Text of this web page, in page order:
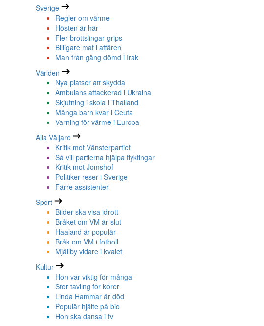
Sverige
Regler om värme
Hösten är här
Fler brottslingar grips
Billigare mat i affären
Man från gäng dömd i Irak
Världen
Nya platser att skydda
Ambulans attackerad i Ukraina
Skjutning i skola i Thailand
Många barn kvar i Ceuta
Varning för värme i Europa
Alla Väljare
Kritik mot Vänsterpartiet
Så vill partierna hjälpa flyktingar
Kritik mot Jomshof
Politiker reser i Sverige
Färre assistenter
Sport
Bilder ska visa idrott
Bråket om VM är slut
Haaland är populär
Bråk om VM i fotboll
Mjällby vidare i kvalet
Kultur
Hon var viktig för många
Stor tävling för körer
Linda Hammar är död
Populär hjälte på bio
Hon ska dansa i tv